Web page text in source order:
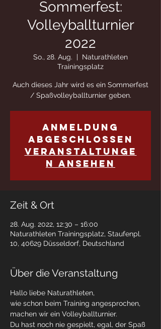
Sommerfest:
Volleyballturnier
2022
So., 28. Aug.
  |
Naturathleten
Trainingsplatz
Auch dieses Jahr wird es ein Sommerfest
/ Spaßvolleyballturnier geben.
Anmeldung
abgeschlossen
Veranstaltunge
n ansehen
Zeit & Ort
28. Aug. 2022, 12:30 – 16:00
Naturathleten Trainingsplatz, Staufenpl.
10, 40629 Düsseldorf, Deutschland
Über die Veranstaltung
Hallo liebe Naturathleten,
wie schon beim Training angesprochen,
machen wir ein Volleyballturnier.
Du hast noch nie gespielt, egal, der Spaß